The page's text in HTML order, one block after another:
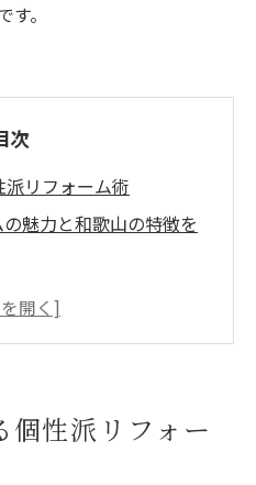
。
次
リフォーム術
魅力と和歌山の特徴を
えるリフォームアイデ
とリフォーム成功の秘
性派リフォー